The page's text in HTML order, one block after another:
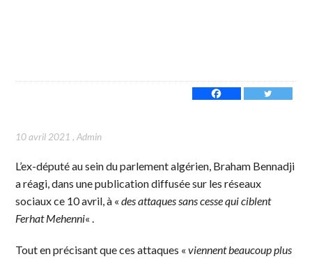
10 avril 2021 ,Admin
L’ex-député au sein du parlement algérien, Braham Bennadji
a réagi, dans une publication diffusée sur les réseaux
sociaux ce 10 avril, à «des attaques sans cesse qui ciblent
Ferhat Mehenni« .
Tout en précisant que ces attaques «viennent beaucoup plus